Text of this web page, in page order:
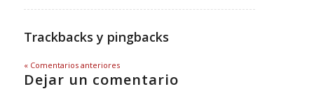
Trackbacks y pingbacks
« Comentarios anteriores
Dejar un comentario